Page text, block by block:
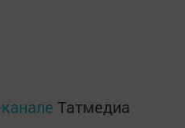
Татмедиа